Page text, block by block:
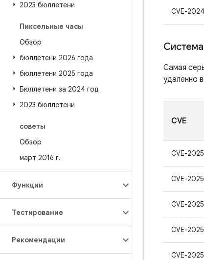
2023 бюллетени
Пиксельные часы
Обзор
бюллетени 2026 года
бюллетени 2025 года
Бюллетени за 2024 год
2023 бюллетени
советы
Обзор
март 2016 г.
Функции
Тестирование
Рекомендации
CVE-
Система
Самая
удаленно
CVE
CVE-
CVE-
CVE-
CVE-
CVE-